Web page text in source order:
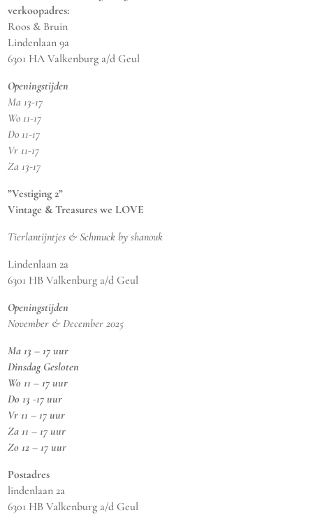
verkoopadres:
Roos & Bruin
Lindenlaan 9a
6301 HA Valkenburg a/d Geul
Openingstijden
Ma 13-17
Wo 11-17
Do 11-17
Vr 11-17
Za 13-17
”Vestiging 2”
Vintage & Treasures we LOVE
Tierlantijntjes & Schmuck by shanouk
Lindenlaan 2a
6301 HB Valkenburg a/d Geul
Openingstijden
November & December 2025
Ma 13 – 17 uur
Dinsdag Gesloten
Wo 11 – 17 uur
Do 13 -17 uur
Vr 11 – 17 uur
Za 11 – 17 uur
Zo 12 – 17 uur
Postadres
lindenlaan 2a
6301 HB Valkenburg a/d Geul